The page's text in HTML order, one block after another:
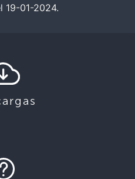
19-01-2024.